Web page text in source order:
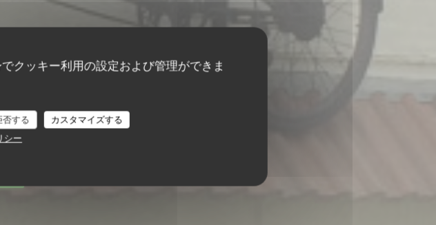
クッキー利用の設定および管理ができま
否する
カスタマイズする
シー
SANTES